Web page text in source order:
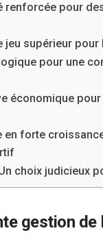
renforcée pour
jeu supérieur pour
pour une
économique
en forte
choix judicieux
gestion de